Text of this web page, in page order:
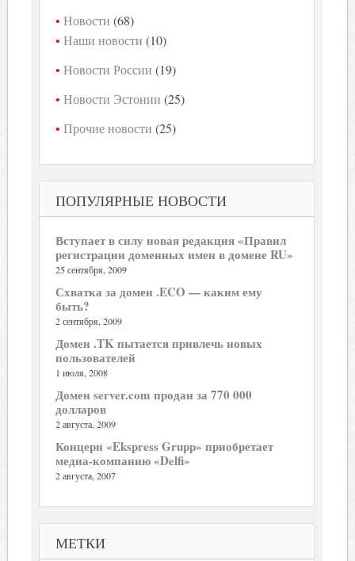
Новости (68)
Наши новости (10)
Новости России (19)
Новости Эстонии (25)
Прочие новости (25)
ПОПУЛЯРНЫЕ НОВОСТИ
Вступает в силу новая редакция «Правил
регистрации доменных имен в домене RU»
25 сентября, 2009
Схватка за домен .ECO — каким ему
быть?
2 сентября, 2009
Домен .TK пытается привлечь новых
пользователей
1 июля, 2008
Домен server.com продан за 770 000
долларов
2 августа, 2009
Концерн «Ekspress Grupp» приобретает
медиа-компанию «Delfi»
2 августа, 2007
МЕТКИ